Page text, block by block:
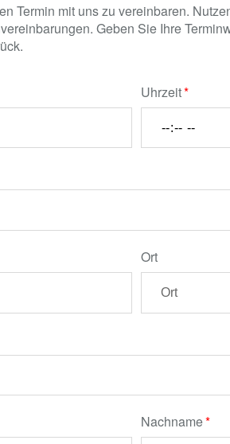
Termin mit uns zu vereinbaren.
Geben Sie Ihre
Uhrzeit
Ort
Nachname